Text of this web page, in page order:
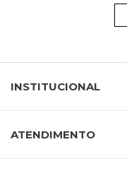
INSTITUCIONAL
ATENDIMENTO